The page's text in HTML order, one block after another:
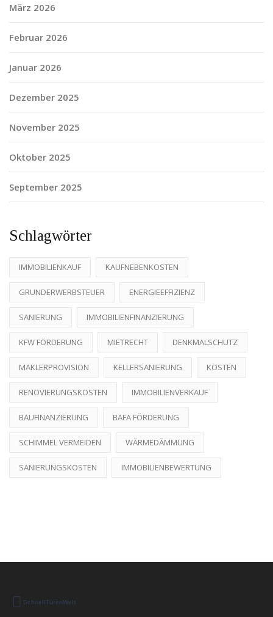
März 2026
Februar 2026
Januar 2026
Dezember 2025
November 2025
Oktober 2025
September 2025
Schlagwörter
IMMOBILIENKAUF KAUFNEBENKOSTEN
GRUNDERWERBSTEUER ENERGIEEFFIZIENZ
SANIERUNG IMMOBILIENFINANZIERUNG
KFW FÖRDERUNG MIETRECHT DENKMALSCHUTZ
MAKLERPROVISION KELLERSANIERUNG KOSTEN
RENOVIERUNGSKOSTEN IMMOBILIENVERKAUF
BAUFINANZIERUNG BAFA FÖRDERUNG
SCHIMMEL VERMEIDEN WÄRMEDÄMMUNG
SANIERUNGSKOSTEN IMMOBILIENBEWERTUNG